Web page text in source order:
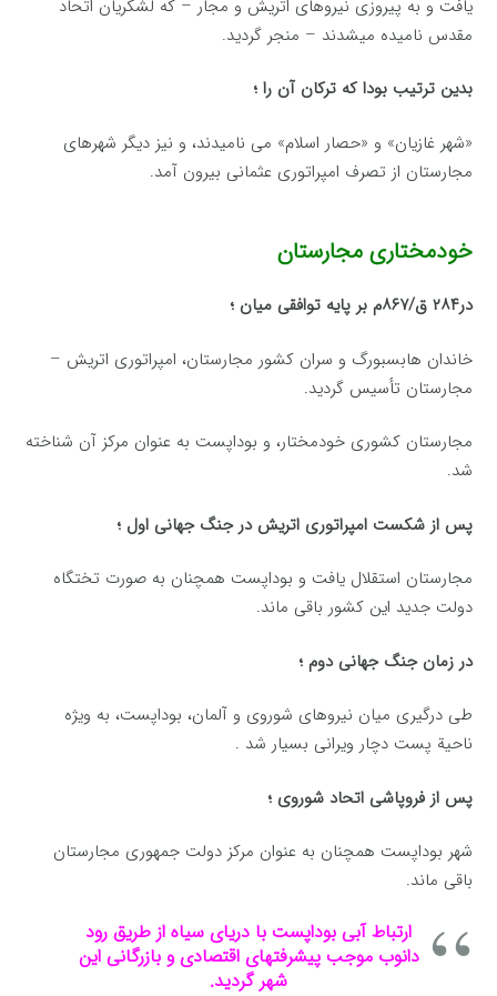
یافت‌ و به‌ پیروزی‌ نیروهای‌ اتریش‌ و مجار – كه‌ لشكریان‌ اتحاد
مقدس‌ نامیده‌ میشدند – منجر گردید.
بدین‌ ترتیب‌ بودا كه‌ تركان‌ آن‌ را ؛
«شهر غازیان‌» و «حصار اسلام‌» می نامیدند، و نیز دیگر شهرهای‌
مجارستان‌ از تصرف‌ امپراتوری‌ عثمانی بیرون‌ آمد.
خودمختاری مجارستان
در۲۸۴ ق‌/۸۶۷م‌ بر پایه توافقی میان‌ ؛
خاندان‌ هابسبورگ‌ و سران‌ كشور مجارستان‌، امپراتوری‌ اتریش‌ –
مجارستان‌ تأسیس‌ گردید.
مجارستان‌ كشوری‌ خودمختار، و بوداپست‌ به‌ عنوان‌ مركز آن‌ شناخته‌
شد.
پس‌ از شكست‌ امپراتوری‌ اتریش‌ در جنگ‌ جهانی اول‌ ؛
مجارستان‌ استقلال‌ یافت‌ و بوداپست‌ همچنان‌ به‌ صورت‌ تختگاه‌
دولت‌ جدید این‌ كشور باقی ماند.
در زمان‌ جنگ‌ جهانی دوم‌ ؛
طی درگیری‌ میان‌ نیروهای‌ شوروی‌ و آلمان‌، بوداپست‌، به‌ ویژه‌
ناحیة پست‌ دچار ویرانی بسیار شد .
پس‌ از فروپاشی اتحاد شوروی‌ ؛
شهر بوداپست‌ همچنان‌ به‌ عنوان‌ مركز دولت‌ جمهوری‌ مجارستان‌
باقی ماند.
ارتباط آبی بوداپست‌ با دریای‌ سیاه‌ از طریق‌ رود
دانوب‌ موجب‌ پیشرفتهای‌ اقتصادی‌ و بازرگانی این‌
شهر گردید.